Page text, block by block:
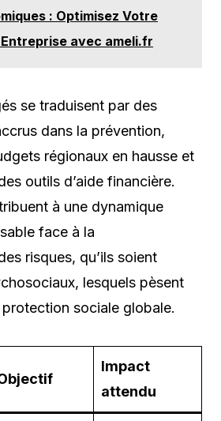
: Optimisez Votre
avec ameli.fr
se traduisent par des
dans la prévention,
régionaux en hausse et
outils d’aide financière.
à une dynamique
face à la
risques, qu’ils soient
lesquels pèsent
sociale globale.
Impact
attendu